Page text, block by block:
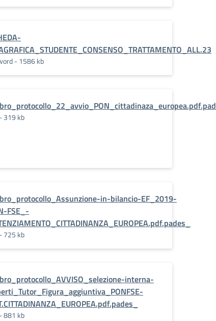
- 1586 kb
319 kb
in-bilancio-EF_2019-
FSE_-
725 kb
interna-
881 kb